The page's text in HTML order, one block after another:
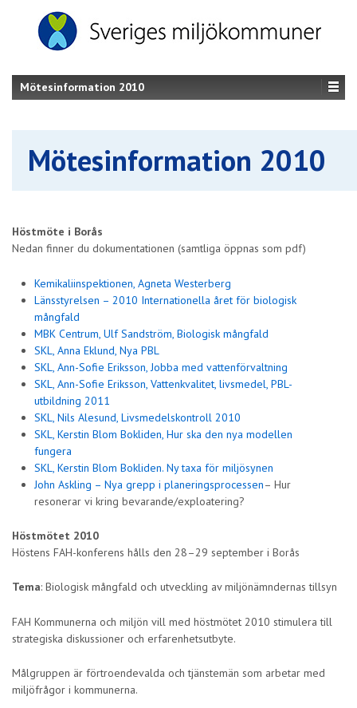
Mötesinformation 2010
Mötesinformation 2010
Höstmöte i Borås
Nedan finner du dokumentationen (samtliga öppnas som pdf)
Kemikaliinspektionen, Agneta Westerberg
Länsstyrelsen – 2010 Internationella året för biologisk
mångfald
MBK Centrum, Ulf Sandström, Biologisk mångfald
SKL, Anna Eklund, Nya PBL
SKL, Ann-Sofie Eriksson, Jobba med vattenförvaltning
SKL, Ann-Sofie Eriksson, Vattenkvalitet, livsmedel, PBL-
utbildning 2011
SKL, Nils Alesund, Livsmedelskontroll 2010
SKL, Kerstin Blom Bokliden, Hur ska den nya modellen
fungera
SKL, Kerstin Blom Bokliden. Ny taxa för miljösynen
John Askling – Nya grepp i planeringsprocessen– Hur
resonerar vi kring bevarande/exploatering?
Höstmötet 2010
Höstens FAH-konferens hålls den 28–29 september i Borås
Tema: Biologisk mångfald och utveckling av miljönämndernas tillsyn
FAH Kommunerna och miljön vill med höstmötet 2010 stimulera till
strategiska diskussioner och erfarenhetsutbyte.
Målgruppen är förtroendevalda och tjänstemän som arbetar med
miljöfrågor i kommunerna.